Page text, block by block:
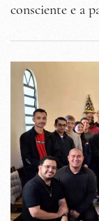
consciente e a